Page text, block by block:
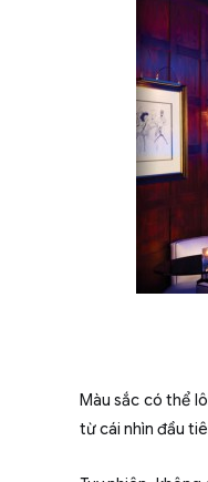
Màu sắc có thể
từ cái nhìn đầu